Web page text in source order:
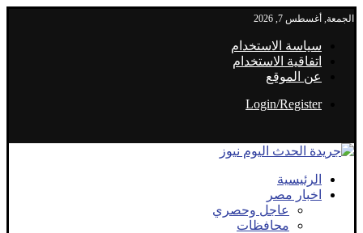
الجمعة, أغسطس 7, 2026
سياسة الاستخدام
اتفاقية الاستخدام
عن الموقع
Login/Register
الرئيسية
اخبار مصر
عاجل وحصري
محافظات